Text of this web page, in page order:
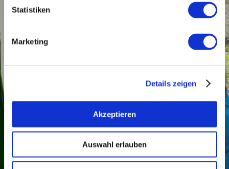
Statistiken
Marketing
Details zeigen
Akzeptieren
Auswahl erlauben